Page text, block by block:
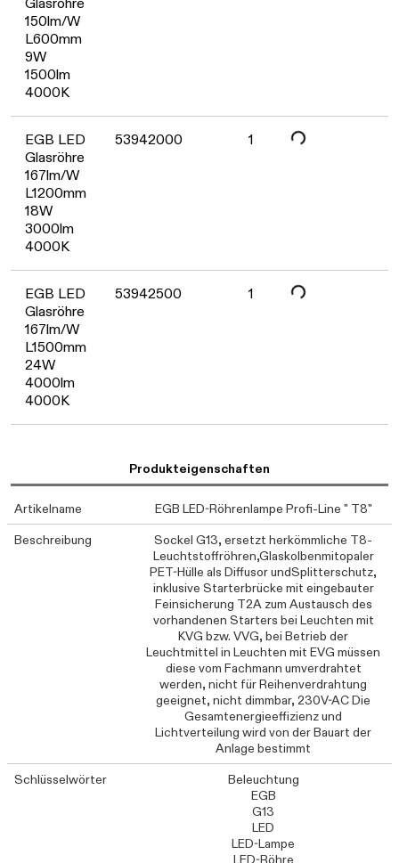
150lm/W
L600mm
9W
1500lm
4000K
EGB LED
Glasröhre
167lm/W
L1200mm
18W
3000lm
4000K
53942000 1
Daten werden geladen. Bitte warten...
EGB LED
Glasröhre
167lm/W
L1500mm
24W
4000lm
4000K
53942500 1
Daten werden geladen. Bitte warten...
Produkteigenschaften
Artikelname
EGB LED-Röhrenlampe Profi-Line " T8"
Beschreibung
Sockel G13, ersetzt herkömmliche T8-
Leuchtstoffröhren,Glaskolbenmitopaler
PET-Hülle als Diffusor undSplitterschutz,
inklusive Starterbrücke mit eingebauter
Feinsicherung T2A zum Austausch des
vorhandenen Starters bei Leuchten mit
KVG bzw. VVG, bei Betrieb der
Leuchtmittel in Leuchten mit EVG müssen
diese vom Fachmann umverdrahtet
werden, nicht für Reihenverdrahtung
geeignet, nicht dimmbar, 230V-AC Die
Gesamtenergieeffizienz und
Lichtverteilung wird von der Bauart der
Anlage bestimmt
Schlüsselwörter
Beleuchtung
EGB
G13
LED
LED-Lampe
LED-Röhre